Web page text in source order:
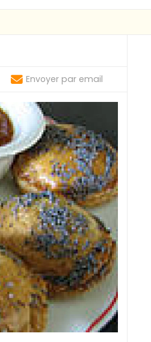
Envoyer par email